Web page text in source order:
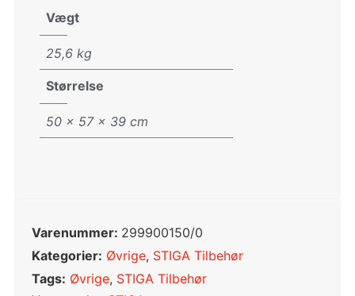
Vægt
25,6 kg
Størrelse
50 × 57 × 39 cm
Varenummer: 299900150/0
Kategorier: Øvrige, STIGA Tilbehør
Tags: Øvrige, STIGA Tilbehør